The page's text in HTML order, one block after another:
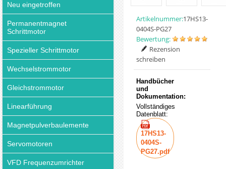
Neu eingetroffen
Permanentmagnet
Schrittmotor
Spezieller Schrittmotor
Wechselstrommotor
Gleichstrommotor
Linearführung
Magnetpulverbaulemente
Servomotoren
VFD Frequenzumrichter
Artikelnummer:17HS13-
0404S-PG27
Bewertung:
Rezension
schreiben
Handbücher
und
Dokumentation:
Vollständiges
Datenblatt:
17HS13-
0404S-
PG27.pdf